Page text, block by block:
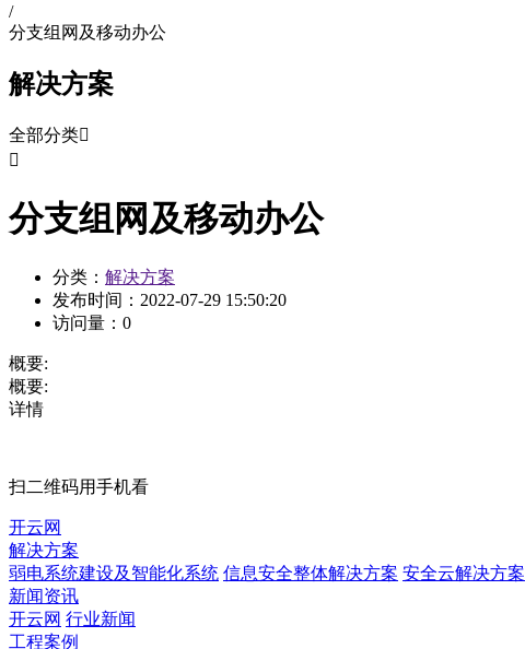
/
分支组网及移动办公
解决方案
全部分类

分支组网及移动办公
分类： 解决方案
发布时间： 2022-07-29 15:50:20
访问量： 0
概要:
概要:
详情
扫二维码用手机看
开云网
解决方案
弱电系统建设及智能化系统 信息安全整体解决方案 安全云解决方案
新闻资讯
开云网 行业新闻
工程案例